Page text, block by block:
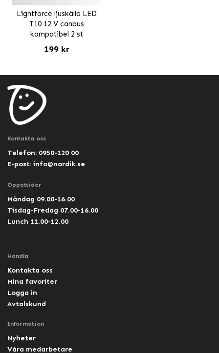
Lightforce ljuskälla LED
T10 12 V canbus
kompatibel 2 st
199 kr
Kontakta oss
Telefon: 0950-120 00
E-post: info@nordik.se
Öppettider
Måndag 09.00-16.00
Tisdag-Fredag 07.00-16.00
Lunch 11.00-12.00
Handla
Kontakta oss
Mina favoriter
Logga in
Avtalskund
Information
Nyheter
Våra medarbetare